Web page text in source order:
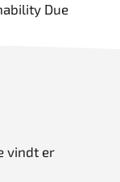
Due
vindt er